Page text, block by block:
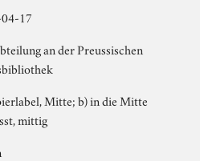
17
an der Preussischen
Mitte; b) in die Mitte
mittig